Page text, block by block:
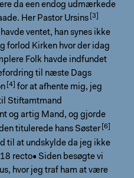
da een endog udmærkede
Her Pastor Ursins
ventet, han synes ikke
forlod Kirken hvor der idag
Folk havde indfundet
til næste Dags
for at afhente mig, jeg
Stiftamtmand
og artig Mand, og gjorde
titulerede hans Søster
til at undskylde da jeg ikke
recto• Siden besøgte vi
hvor jeg traf ham at være